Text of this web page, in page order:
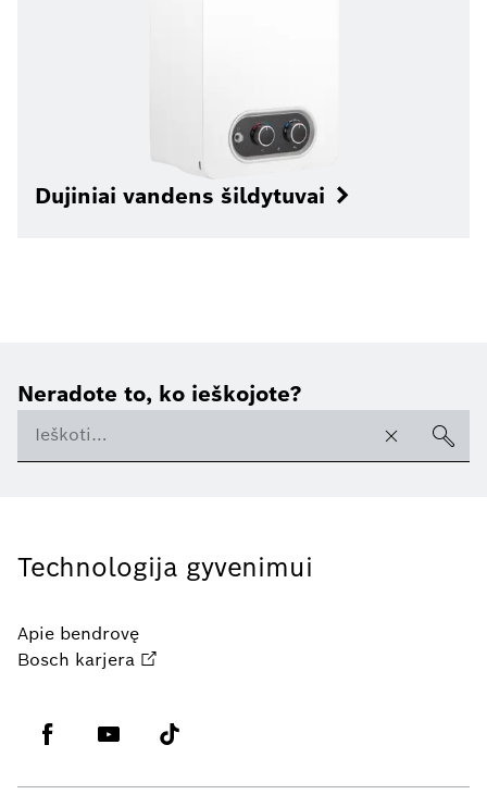
Dujiniai vandens šildytuvai
Neradote to, ko ieškojote?
Technologija gyvenimui
Apie bendrovę
Bosch karjera